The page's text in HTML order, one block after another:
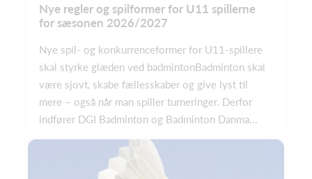
Nye regler og spilformer for U11 spillerne
for sæsonen 2026/2027
Nye spil- og konkurrenceformer for U11-spillere
skal styrke glæden ved badmintonBadminton skal
være sjovt, skabe fællesskaber og give lyst til
mere – også når man spiller turneringer. Derfor
indfører DGI Badminton og Badminton Danma...